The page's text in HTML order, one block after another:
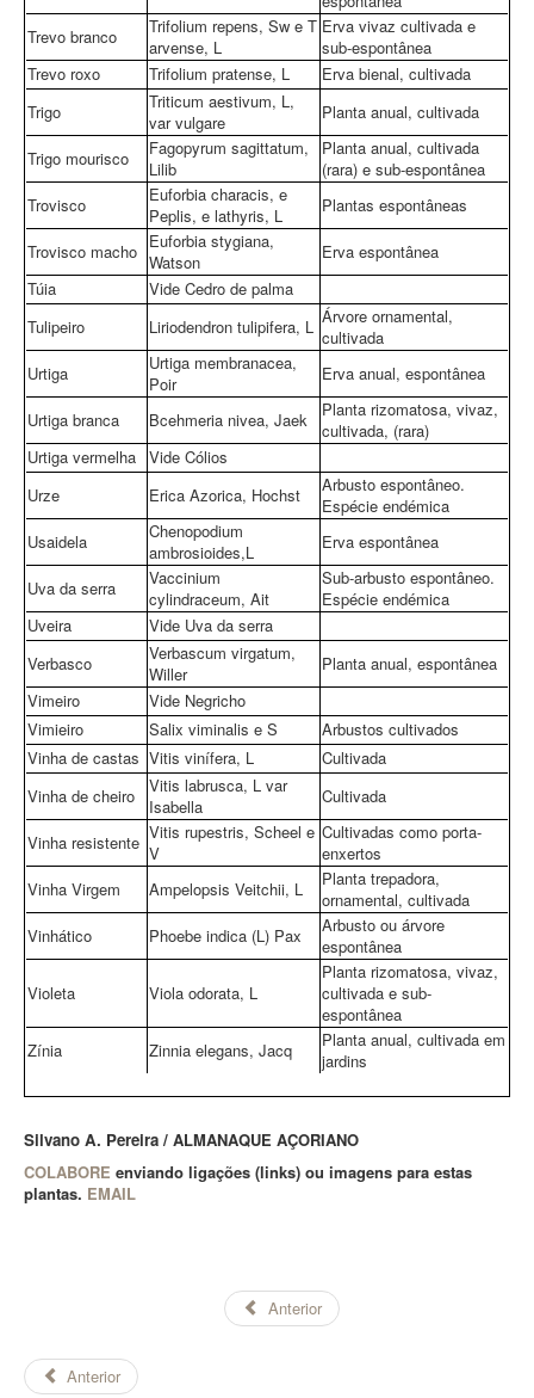
Trevo branco
Trifolium repens, Sw e T
arvense, L
Erva vivaz cultivada e
sub-espontânea
Trevo roxo
Trifolium pratense, L
Erva bienal, cultivada
Trigo
Triticum aestivum, L,
var vulgare
Planta anual, cultivada
Trigo mourisco
Fagopyrum sagittatum,
Lilib
Planta anual, cultivada
(rara) e sub-espontânea
Trovisco
Euforbia characis, e
Peplis, e lathyris, L
Plantas espontâneas
Trovisco macho Euforbia stygiana,
Watson
Erva espontânea
Túia
Vide Cedro de palma
Tulipeiro
Liriodendron tulipifera, L Árvore ornamental,
cultivada
Urtiga
Urtiga membranacea,
Poir
Erva anual, espontânea
Urtiga branca Bcehmeria nivea, Jaek
Planta rizomatosa, vivaz,
cultivada, (rara)
Urtiga vermelha Vide Cólios
Urze
Erica Azorica, Hochst
Arbusto espontâneo.
Espécie endémica
Usaidela
Chenopodium
ambrosioides,L
Erva espontânea
Uva da serra
Vaccinium
cylindraceum, Ait
Sub-arbusto espontâneo.
Espécie endémica
Uveira
Vide Uva da serra
Verbasco
Verbascum virgatum,
Willer
Planta anual, espontânea
Vimeiro
Vide Negricho
Vimieiro
Salix viminalis e S
Arbustos cultivados
Vinha de castas Vitis vinífera, L
Cultivada
Vinha de cheiro
Vitis labrusca, L var
Isabella
Cultivada
Vinha resistente Vitis rupestris, Scheel e
V
Cultivadas como porta-
enxertos
Vinha Virgem
Ampelopsis Veitchii, L
Planta trepadora,
ornamental, cultivada
Vinhático
Phoebe indica (L) Pax
Arbusto ou árvore
espontânea
Violeta Viola odorata, L
Planta rizomatosa, vivaz,
cultivada e sub-
espontânea
Zínia
Zinnia elegans, Jacq
Planta anual, cultivada em
jardins
Silvano A. Pereira / ALMANAQUE AÇORIANO
COLABORE enviando ligações (links) ou imagens para estas
plantas. EMAIL
Anterior
Anterior